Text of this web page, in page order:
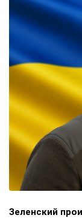
Зеленский